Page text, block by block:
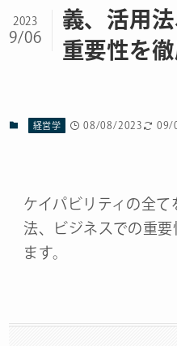
義、活用
重要性を
2023
9/06
経営学 08/08/2023 09/
ケイパビリティの全
法、ビジネスでの重
ます。